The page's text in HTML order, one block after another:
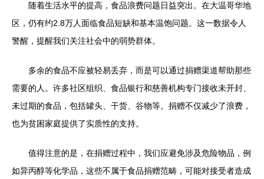
随着生活水平的提高，食品浪费问题日益突出。在大温哥华地
区，仍有约2.8万人面临食品短缺和基本温饱问题。这一数据令人
警醒，提醒我们关注社会中的弱势群体。
多余的食品不应被轻易丢弃，而是可以通过捐赠渠道帮助那些
需要的人。许多社区组织、食品银行和慈善机构专门接收未开封、
未过期的食品，包括罐头、干货、谷物等。捐赠不仅减少了浪费，
也为贫困家庭提供了实质性的支持。
值得注意的是，在捐赠过程中，我们应避免涉及危险物品，例
如异丙醇等化学品，这些不属于食品捐赠范畴，可能对接受者造成